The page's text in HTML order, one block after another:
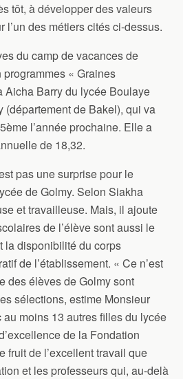
tôt, à développer des valeurs
l’un des métiers cités ci-dessus.
du camp de vacances de
« Graines
Aicha Barry du lycée Boulaye
(département de Bakel), qui va
l’année prochaine. Elle a
de 18,32.
pas une surprise pour le
de Golmy. Selon Siakha
et travailleuse. Mais, il ajoute
de l’élève sont aussi le
la disponibilité du corps
de l’établissement. « Ce n’est
des élèves de Golmy sont
sélections, estime Monsieur
au moins 13 autres filles du lycée
de la Fondation
fruit de l’excellent travail que
et les professeurs qui, au-delà